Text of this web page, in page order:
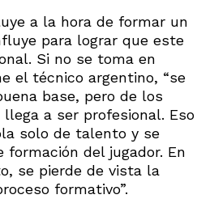
a la hora de formar un
para lograr que este
Si no se toma en
el técnico argentino, “se
base, pero de los
a ser profesional. Eso
solo de talento y se
formación del jugador. En
se pierde de vista la
formativo”.